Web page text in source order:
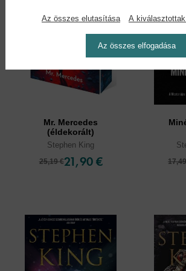
Mr. Mercedes
(éldekorált)
Stephen King
25,19 €21,90 €
Az összes elutasítása A
Az összes elfogadása